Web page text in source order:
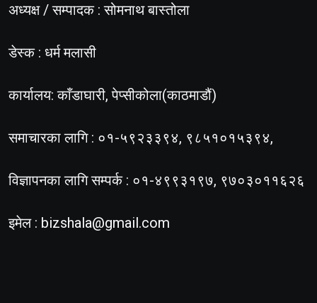
अध्यक्ष / सम्पादक : सोमनाथ बास्तोला
डेस्क : धर्म मलासी
कार्यालय: काँडाघारी, पेप्सीकोला(काठमाडौं)
समाचारका लागि : ०१-५९२३३९४, ९८५१०१५३९४,
विज्ञापनका लागि सम्पर्क : ०१-४९९३१९७, ९७०३०११६२६
इमेल : bizshala@gmail.com